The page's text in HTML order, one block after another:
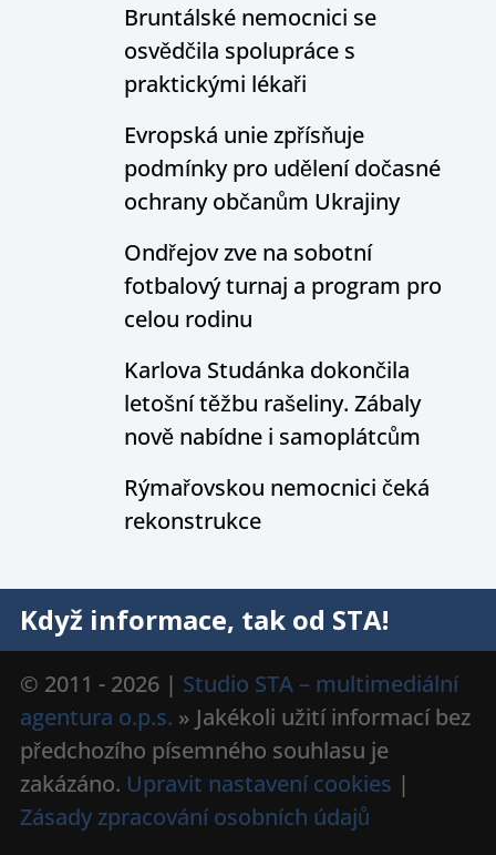
Bruntálské nemocnici se
osvědčila spolupráce s
praktickými lékaři
Evropská unie zpřísňuje
podmínky pro udělení dočasné
ochrany občanům Ukrajiny
Ondřejov zve na sobotní
fotbalový turnaj a program pro
celou rodinu
Karlova Studánka dokončila
letošní těžbu rašeliny. Zábaly
nově nabídne i samoplátcům
Rýmařovskou nemocnici čeká
rekonstrukce
Když informace, tak od STA!
© 2011 - 2026 | Studio STA – multimediální
agentura o.p.s. » Jakékoli užití informací bez
předchozího písemného souhlasu je
zakázáno. Upravit nastavení cookies |
Zásady zpracování osobních údajů